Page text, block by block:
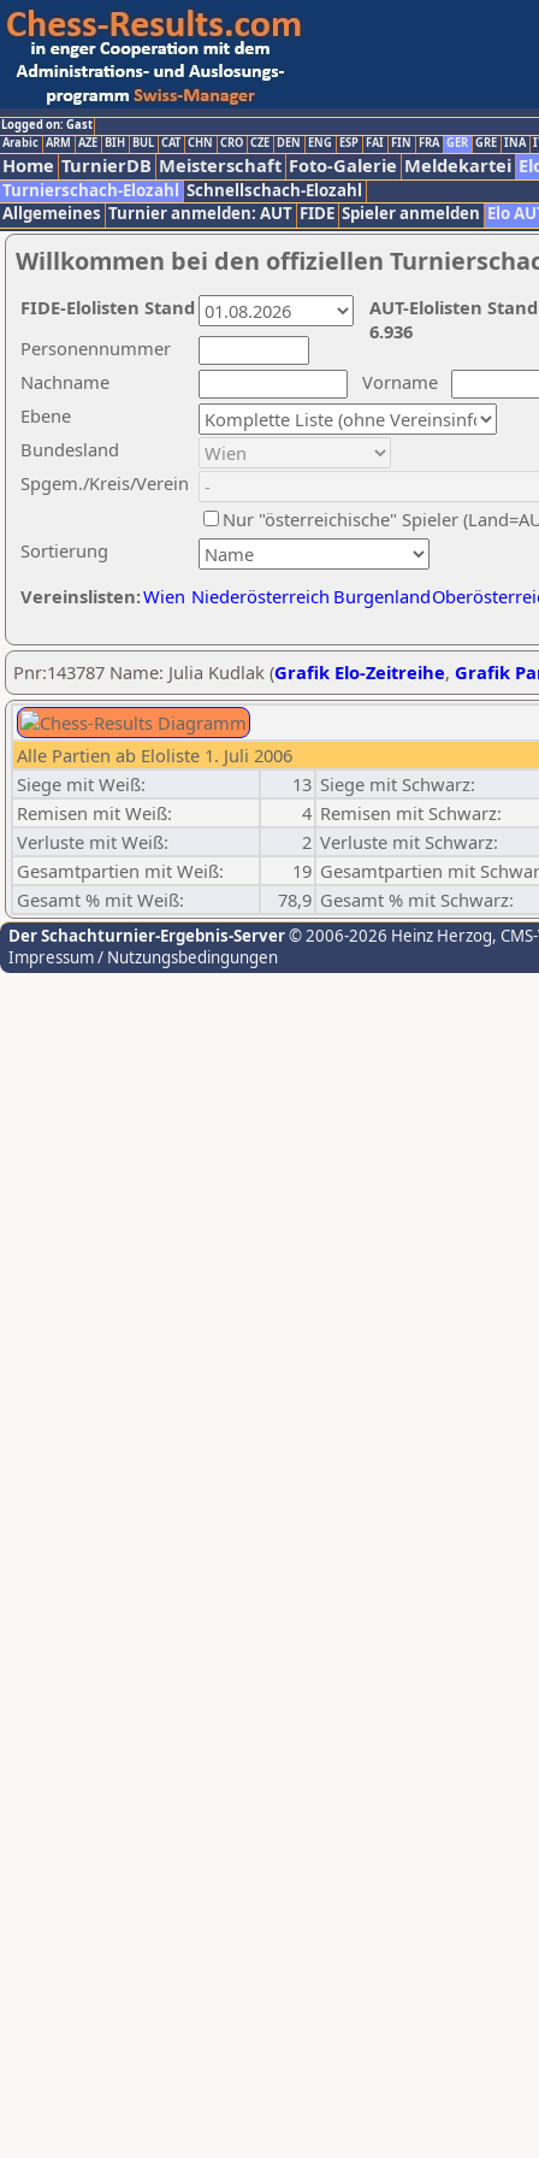
Logged on: Gast
Arabic ARM AZE BIH BUL CAT CHN CRO CZE DEN ENG ESP FAI FIN FRA GER GRE INA
Home TurnierDB Meisterschaft Foto-Galerie Meldekartei
Turnierschach-Elozahl Schnellschach-Elozahl
Allgemeines Turnier anmelden: AUT FIDE Spieler anmelden Elo
Willkommen bei den offiziellen
Nachname
Vorname
Ebene
Sortierung
Personennummer
Bundesland
Spgem./Kreis/Verein
Nur "österreichische" Spieler
Vereinslisten:Wien Niederösterreich Burgenland
AUT-Elolisten
6.936
FIDE-Elolisten Stand
Pnr:143787 Name: Julia Kudlak (Grafik Elo-Zeitreihe, Grafik
Alle Partien ab Eloliste 1. Juli 2006
Siege mit Weiß:
13 Siege mit Schwarz:
Remisen mit Weiß:
4 Remisen mit Schwarz:
Verluste mit Weiß:
2 Verluste mit Schwarz:
Gesamtpartien mit Weiß:
19 Gesamtpartien mit
Gesamt % mit Weiß:
78,9 Gesamt % mit Schwarz:
Der Schachturnier-Ergebnis-Server© 2006-2026 Heinz Herzog,
Impressum / Nutzungsbedingungen